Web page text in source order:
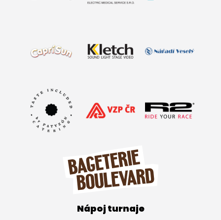
Nápoj turnaje